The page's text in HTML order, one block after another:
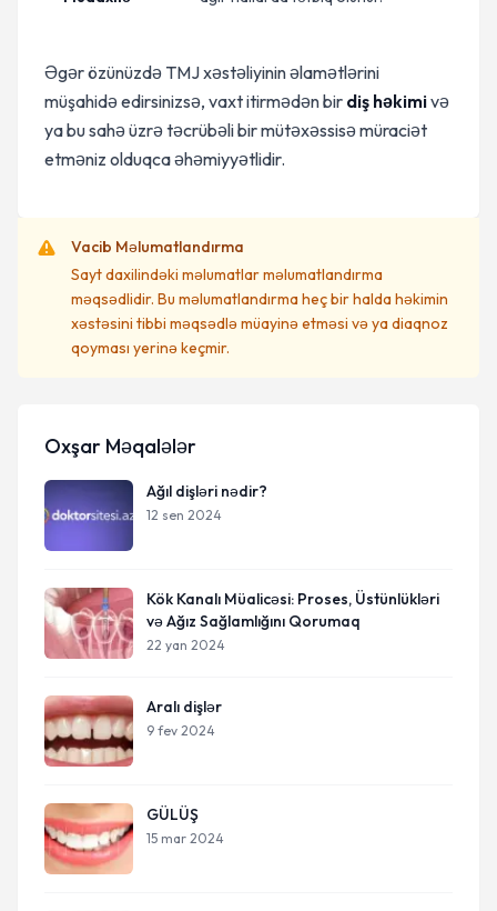
Əgər özünüzdə TMJ xəstəliyinin əlamətlərini
müşahidə edirsinizsə, vaxt itirmədən bir diş həkimivə
ya bu sahə üzrə təcrübəli bir mütəxəssisə müraciət
etməniz olduqca əhəmiyyətlidir.
Vacib Məlumatlandırma
Sayt daxilindəki məlumatlar məlumatlandırma
məqsədlidir. Bu məlumatlandırma heç bir halda həkimin
xəstəsini tibbi məqsədlə müayinə etməsi və ya diaqnoz
qoyması yerinə keçmir.
Oxşar Məqalələr
Ağıl dişləri nədir?
12 sen 2024
Kök Kanalı Müalicəsi: Proses, Üstünlükləri
və Ağız Sağlamlığını Qorumaq
22 yan 2024
Aralı dişlər
9 fev 2024
GÜLÜŞ
15 mar 2024